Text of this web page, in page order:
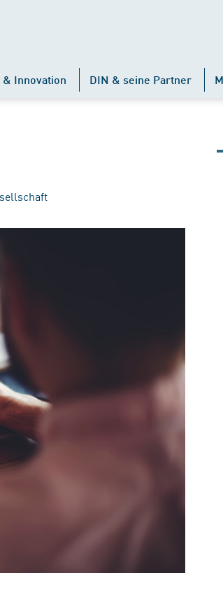
Innovation DIN & seine Partner